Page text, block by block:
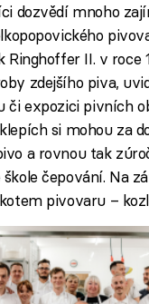
dozvědí mnoho
Ringhoffer II. v roce
zdejšího piva,
či expozici pivních
si mohou za
a rovnou tak
čepování. Na
pivovaru –